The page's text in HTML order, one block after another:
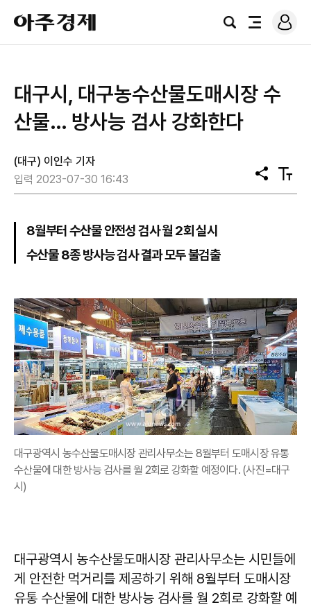
아
주
경
검
전
로
그
대구시, 대구농수산물도매시장 수
산물… 방사능 검사 강화한다
(대구) 이인수 기자
입력 2023-07-30 16:43
공
유
텍
스
8월부터 수산물 안전성 검사 월 2회 실시
수산물 8종 방사능 검사 결과 모두 불검출
대구광역시 농수산물도매시장 관리사무소는 8월부터 도매시장 유통
수산물에 대한 방사능 검사를 월 2회로 강화할 예정이다. (사진=대구
시)
대구광역시 농수산물도매시장 관리사무소는 시민들에
게 안전한 먹거리를 제공하기 위해 8월부터 도매시장
유통 수산물에 대한 방사능 검사를 월 2회로 강화할 예